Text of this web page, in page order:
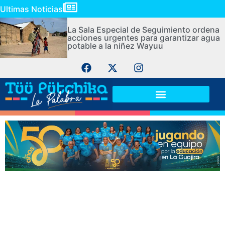
Ultimas Noticias
La Sala Especial de Seguimiento ordena
acciones urgentes para garantizar agua
potable a la niñez Wayuu